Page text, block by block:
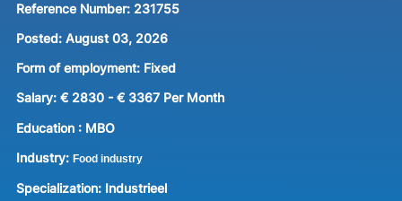
Reference Number: 231755
Posted: August 03, 2026
Form of employment: Fixed
Salary: € 2830 - € 3367 Per Month
Education : MBO
Industry: Food industry
Specialization: Industrieel